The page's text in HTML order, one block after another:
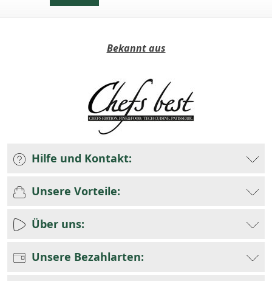
Bekannt aus
Hilfe und Kontakt:
Unsere Vorteile:
Über uns:
Unsere Bezahlarten: